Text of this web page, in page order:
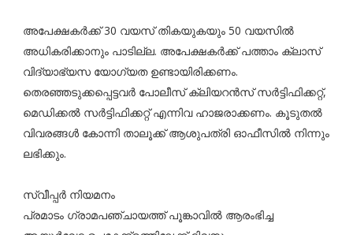
അപേക്ഷകര്‍ക്ക് 30 വയസ് തികയുകയും 50 വയസില്‍
അധികരിക്കാനും പാടില്ല. അപേക്ഷകര്‍ക്ക് പത്താം ക്ലാസ്
വിദ്യാഭ്യസ യോഗ്യത ഉണ്ടായിരിക്കണം.
തെരഞ്ഞടുക്കപ്പെട്ടവര്‍ പോലീസ് ക്ലിയറന്‍സ് സര്‍ട്ടിഫിക്കറ്റ്,
മെഡിക്കല്‍ സര്‍ട്ടിഫിക്കറ്റ് എന്നിവ ഹാജരാക്കണം. കൂടുതല്‍
വിവരങ്ങള്‍ കോന്നി താലൂക്ക് ആശുപത്രി ഓഫീസില്‍ നിന്നും
ലഭിക്കും.
സ്വീപ്പര്‍ നിയമനം
പ്രമാടം ഗ്രാമപഞ്ചായത്ത് പൂങ്കാവില്‍ ആരംഭിച്ച